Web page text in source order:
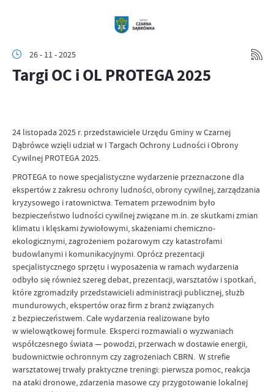
26 - 11 - 2025
Targi OC i OL PROTEGA 2025
24 listopada 2025 r. przedstawiciele Urzędu Gminy w Czarnej
Dąbrówce wzięli udział w I Targach Ochrony Ludności i Obrony
Cywilnej PROTEGA 2025.
PROTEGA to nowe specjalistyczne wydarzenie przeznaczone dla
ekspertów z zakresu ochrony ludności, obrony cywilnej, zarządzania
kryzysowego i ratownictwa. Tematem przewodnim było
bezpieczeństwo ludności cywilnej związane m.in. ze skutkami zmian
klimatu i klęskami żywiołowymi, skażeniami chemiczno-
ekologicznymi, zagrożeniem pożarowym czy katastrofami
budowlanymi i komunikacyjnymi. Oprócz prezentacji
specjalistycznego sprzętu i wyposażenia w ramach wydarzenia
odbyło się również szereg debat, prezentacji, warsztatów i spotkań,
które zgromadziły przedstawicieli administracji publicznej, służb
mundurowych, ekspertów oraz firm z branż związanych
z bezpieczeństwem. Całe wydarzenia realizowane było
w wielowątkowej formule. Eksperci rozmawiali o wyzwaniach
współczesnego świata — powodzi, przerwach w dostawie energii,
budownictwie ochronnym czy zagrożeniach CBRN. W strefie
warsztatowej trwały praktyczne treningi: pierwsza pomoc, reakcja
na ataki dronowe, zdarzenia masowe czy przygotowanie lokalnej